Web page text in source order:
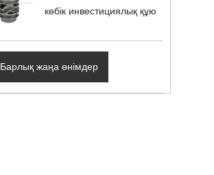
көбік инвестициялық құю
Барлық жаңа өнімдер